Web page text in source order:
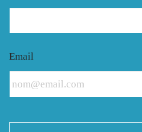
Email